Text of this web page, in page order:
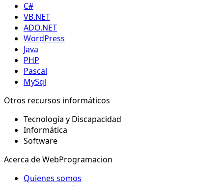
C#
VB.NET
ADO.NET
WordPress
Java
PHP
Pascal
MySql
Otros recursos informáticos
Tecnología y Discapacidad
Informática
Software
Acerca de WebProgramacion
Quienes somos